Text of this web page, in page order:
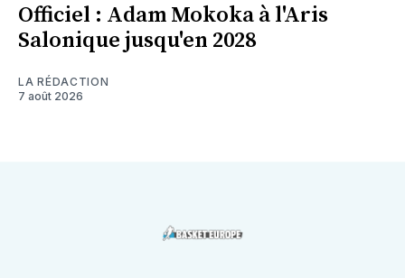
Officiel : Adam Mokoka à l'Aris
Salonique jusqu'en 2028
LA RÉDACTION
7 août 2026